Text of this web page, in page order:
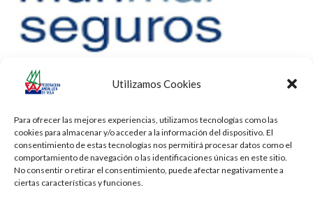
Utilizamos Cookies
Para ofrecer las mejores experiencias, utilizamos tecnologías como las
cookies para almacenar y/o acceder a la información del dispositivo. El
consentimiento de estas tecnologías nos permitirá procesar datos como el
comportamiento de navegación o las identificaciones únicas en este sitio.
No consentir o retirar el consentimiento, puede afectar negativamente a
ciertas características y funciones.